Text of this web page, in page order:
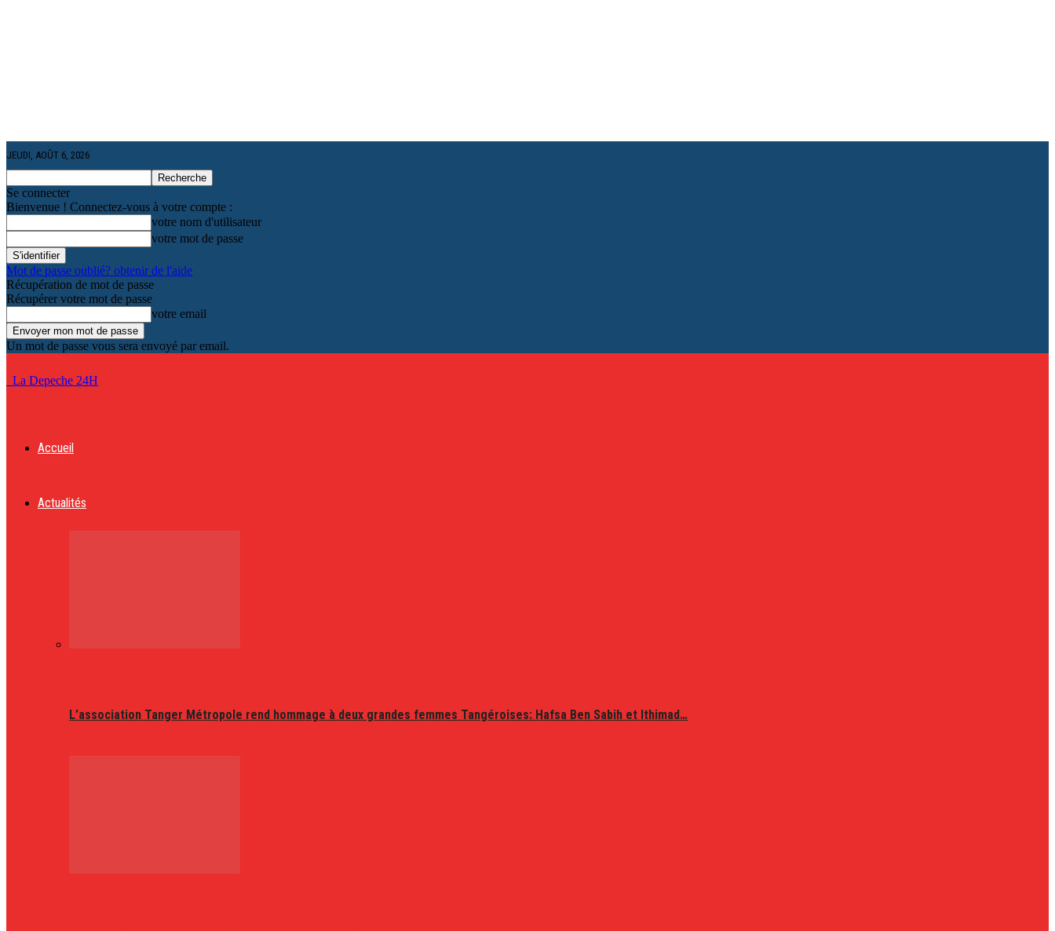
JEUDI, AOÛT 6, 2026
Se connecter
Bienvenue ! Connectez-vous à votre compte :
votre nom d'utilisateur
votre mot de passe
Mot de passe oublié? obtenir de l'aide
Récupération de mot de passe
Récupérer votre mot de passe
votre email
Un mot de passe vous sera envoyé par email.
La Depeche 24H
Accueil
Actualités
L’association Tanger Métropole rend hommage à deux grandes femmes Tangéroises: Hafsa Ben Sabih et Ithimad…